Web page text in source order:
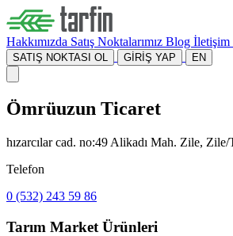
Hakkımızda Satış Noktalarımız Blog İletişim
SATIŞ NOKTASI OL GİRİŞ YAP EN
Ömrüuzun Ticaret
hızarcılar cad. no:49 Alikadı Mah. Zile, Zile/
Telefon
0 (532) 243 59 86
Tarım Market Ürünleri